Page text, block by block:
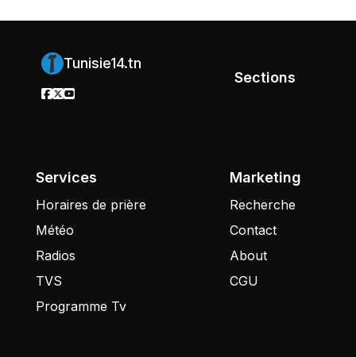
Tunisie14.tn
Sections
Services
Horaires de prière
Météo
Radios
TVS
Programme Tv
Marketing
Recherche
Contact
About
CGU